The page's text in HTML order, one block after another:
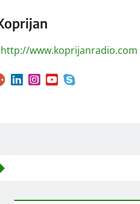
http://www.koprijanradio.com